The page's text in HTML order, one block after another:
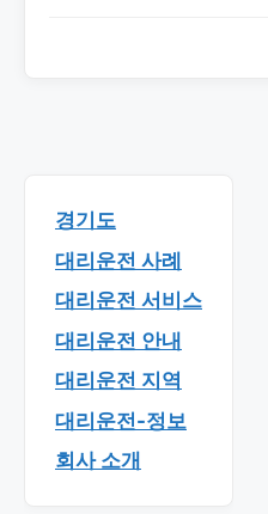
경기도
대리운전 사례
대리운전 서비스
대리운전 안내
대리운전 지역
대리운전-정보
회사 소개